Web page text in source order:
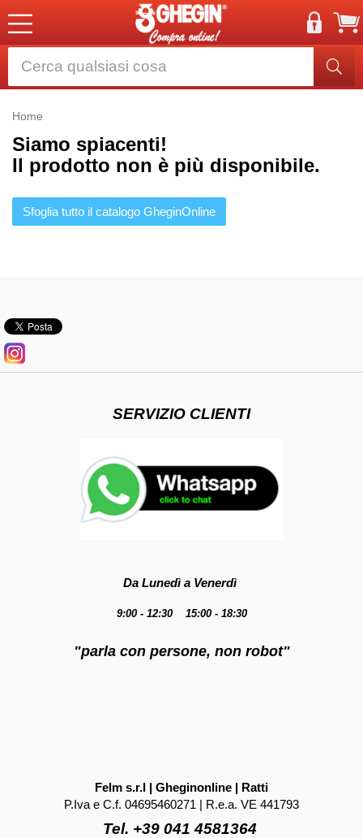
Home
Siamo spiacenti!
Il prodotto non è più disponibile.
Sfoglia tutto il catalogo GheginOnline
SERVIZIO CLIENTI
Da Lunedì a Venerdì
9:00 - 12:30 15:00 - 18:30
"parla con persone, non robot"
Felm s.r.l | Gheginonline | Ratti
P.Iva e C.f. 04695460271 | R.e.a. VE 441793
Tel. +39 041 4581364